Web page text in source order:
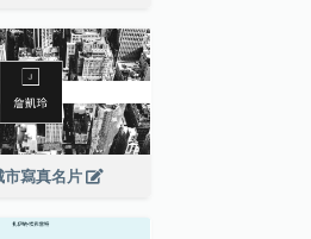
市寫真名片